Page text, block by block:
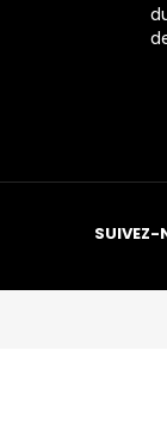
SUIVEZ-